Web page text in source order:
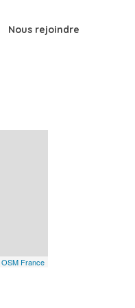
Nous rejoindre
OSM France